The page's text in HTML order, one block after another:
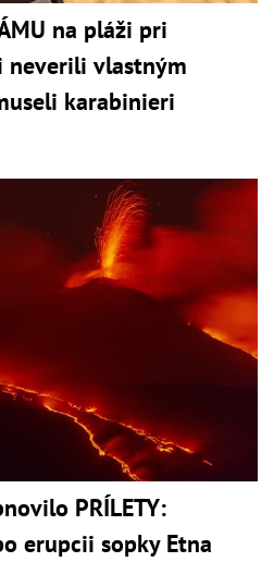
na pláži pri
neverili vlastným
karabinieri
PRÍLETY:
erupcii sopky Etna